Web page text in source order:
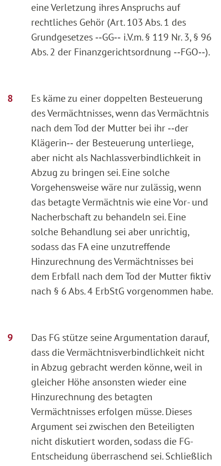
eine Verletzung ihres Anspruchs auf
rechtliches Gehör (Art. 103 Abs. 1 des
Grundgesetzes ‑‑GG‑‑ i.V.m. § 119 Nr. 3, § 96
Abs. 2 der Finanzgerichtsordnung ‑‑FGO‑‑).
Es käme zu einer doppelten Besteuerung
des Vermächtnisses, wenn das Vermächtnis
nach dem Tod der Mutter bei ihr ‑‑der
Klägerin‑‑ der Besteuerung unterliege,
aber nicht als Nachlassverbindlichkeit in
Abzug zu bringen sei. Eine solche
Vorgehensweise wäre nur zulässig, wenn
das betagte Vermächtnis wie eine Vor- und
Nacherbschaft zu behandeln sei. Eine
solche Behandlung sei aber unrichtig,
sodass das FA eine unzutreffende
Hinzurechnung des Vermächtnisses bei
dem Erbfall nach dem Tod der Mutter fiktiv
nach § 6 Abs. 4 ErbStG vorgenommen habe.
Das FG stütze seine Argumentation darauf,
dass die Vermächtnisverbindlichkeit nicht
in Abzug gebracht werden könne, weil in
gleicher Höhe ansonsten wieder eine
Hinzurechnung des betagten
Vermächtnisses erfolgen müsse. Dieses
Argument sei zwischen den Beteiligten
nicht diskutiert worden, sodass die FG-
Entscheidung überraschend sei. Schließlich